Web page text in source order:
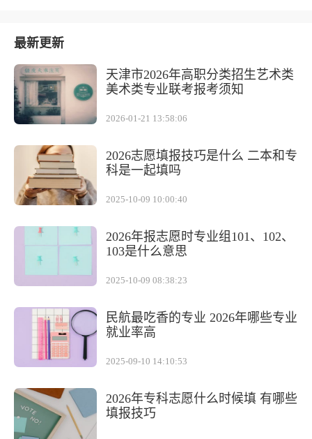
最新更新
天津市2026年高职分类招生艺术类
美术类专业联考报考须知
2026-01-21 13:58:06
2026志愿填报技巧是什么 二本和专
科是一起填吗
2025-10-09 10:00:40
2026年报志愿时专业组101、102、
103是什么意思
2025-10-09 08:38:23
民航最吃香的专业 2026年哪些专业
就业率高
2025-09-10 14:10:53
2026年专科志愿什么时候填 有哪些
填报技巧